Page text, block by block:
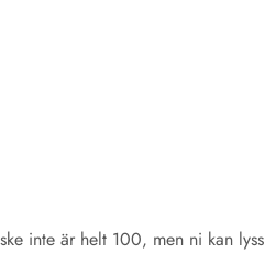
inte är helt 100, men ni kan